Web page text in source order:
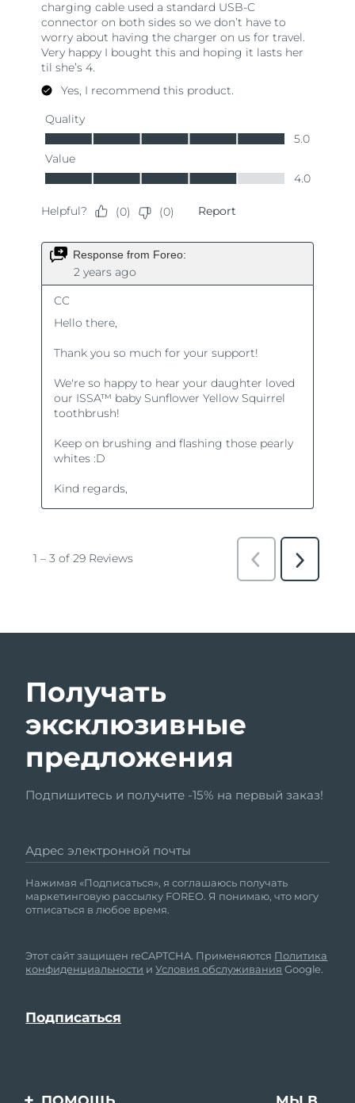
Получать
эксклюзивные
предложения
Подпишитесь и получите -15% на первый заказ!
Адрес электронной почты
Нажимая «Подписаться», я соглашаюсь получать
маркетинговую рассылку FOREO. Я понимаю, что могу
отписаться в любое время.
Этот сайт защищен reCAPTCHA. Применяются Политика
конфиденциальности иУсловия обслуживания Google.